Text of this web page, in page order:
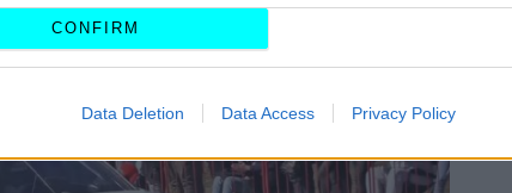
CONFIRM
Data Deletion Data Access Privacy Policy